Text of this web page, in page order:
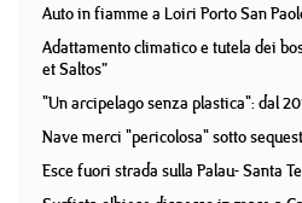
Auto in fiamme a Loiri Porto San
Adattamento climatico e tutela dei
et Saltos”
"Un arcipelago senza plastica": dal
Nave merci "pericolosa" sotto
Esce fuori strada sulla Palau- Santa